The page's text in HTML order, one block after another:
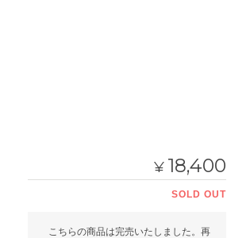
¥ 18,400
SOLD OUT
こちらの商品は完売いたしました。再